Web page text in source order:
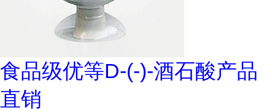
食品级优等D-(-)-酒石酸产品
直销